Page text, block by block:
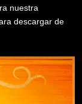
nuestra
descargar de